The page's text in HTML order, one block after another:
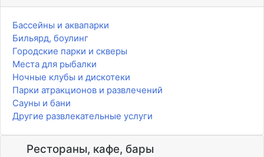
Бассейны и аквапарки
Бильярд, боулинг
Городские парки и скверы
Места для рыбалки
Ночные клубы и дискотеки
Парки атракционов и развлечений
Сауны и бани
Другие развлекательные услуги
Рестораны, кафе, бары